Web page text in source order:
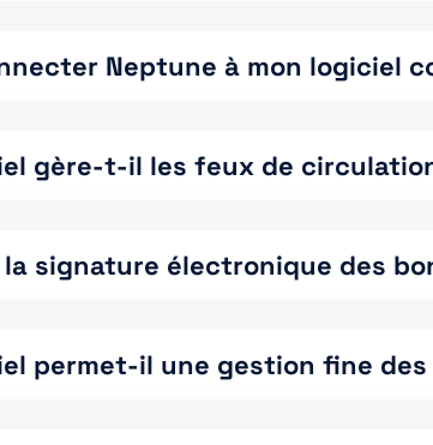
Neptune à mon logiciel
gère-t-il les feux de
signature électronique des
permet-il une gestion fine